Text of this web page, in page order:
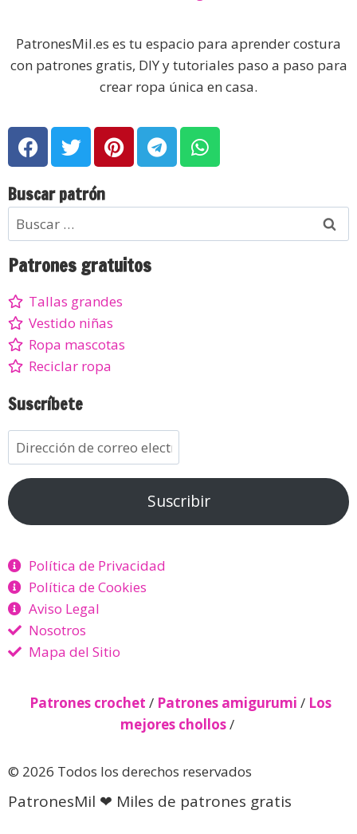
PatronesMil.es es tu espacio para aprender costura
con patrones gratis, DIY y tutoriales paso a paso para
crear ropa única en casa.
Buscar patrón
Patrones gratuitos
Tallas grandes
Vestido niñas
Ropa mascotas
Reciclar ropa
Suscríbete
Suscribir
Política de Privacidad
Política de Cookies
Aviso Legal
Nosotros
Mapa del Sitio
Patrones crochet / Patrones amigurumi / Los
mejores chollos/
© 2026 Todos los derechos reservados
PatronesMil ❤ Miles de patrones gratis